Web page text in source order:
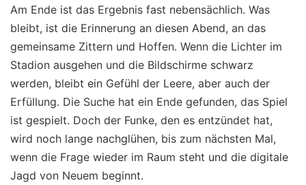
Am Ende ist das Ergebnis fast nebensächlich. Was
bleibt, ist die Erinnerung an diesen Abend, an das
gemeinsame Zittern und Hoffen. Wenn die Lichter im
Stadion ausgehen und die Bildschirme schwarz
werden, bleibt ein Gefühl der Leere, aber auch der
Erfüllung. Die Suche hat ein Ende gefunden, das Spiel
ist gespielt. Doch der Funke, den es entzündet hat,
wird noch lange nachglühen, bis zum nächsten Mal,
wenn die Frage wieder im Raum steht und die digitale
Jagd von Neuem beginnt.